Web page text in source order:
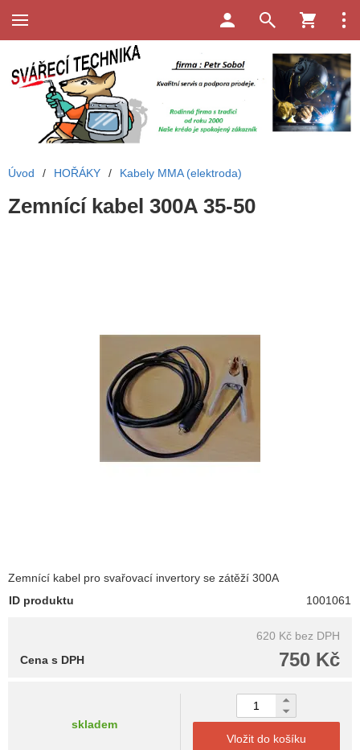
Úvod / HOŘÁKY / Kabely MMA (elektroda)
Zemnící kabel 300A 35-50
Zemnící kabel pro svařovací invertory se zátěží 300A
ID produktu
1001061
620 Kč bez DPH
750 Kč
Cena s DPH
skladem
Vložit do košíku